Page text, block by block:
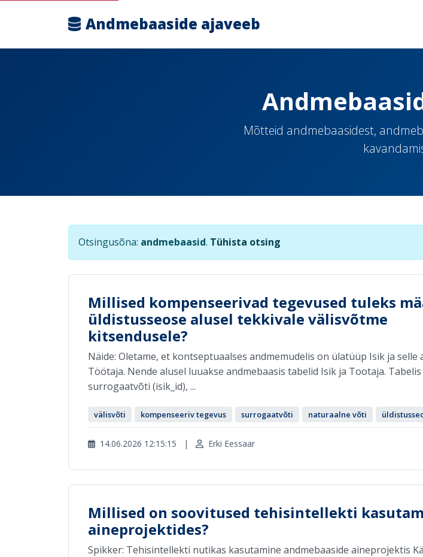
Andmebaaside ajaveeb
Mõtteid andmebaasidest,
Otsingusõna: andmebaasid. Tühista otsing
Millised kompenseerivad tegevused tuleks
üldistusseose alusel tekkivale välisvõtme
kitsendusele?
Näide: Oletame, et kontseptuaalses andmemudelis on ülatüüp Isik ja selle
Töötaja. Nende alusel luuakse andmebaasis tabelid Isik ja Tootaja.
surrogaatvõti (isik_id), ...
välisvõti kompenseeriv tegevus surrogaatvõti naturaalne võti
14.06.2026 12:15:15 | Erki Eessaar
Millised on soovitused tehisintellekti
aineprojektides?
Spikker: Tehisintellekti nutikas kasutamine andmebaaside aineprojektis